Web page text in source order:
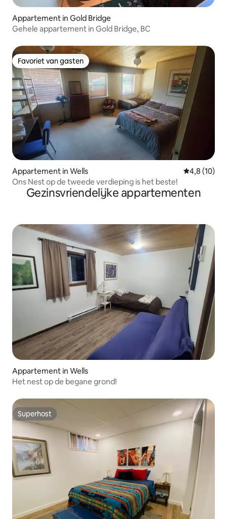
Appartement in Gold Bridge
Gehele appartement in Gold Bridge, BC
Favoriet van gasten
Favoriet van gasten
Appartement in Wells
4,8 (10)
Ons Nest op de tweede verdieping is het beste!
Gezinsvriendelijke appartementen
Appartement in Wells
Het nest op de begane grond!
Superhost
Superhost